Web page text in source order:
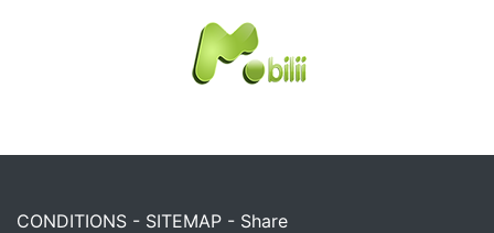
CONDITIONS - SITEMAP - Share